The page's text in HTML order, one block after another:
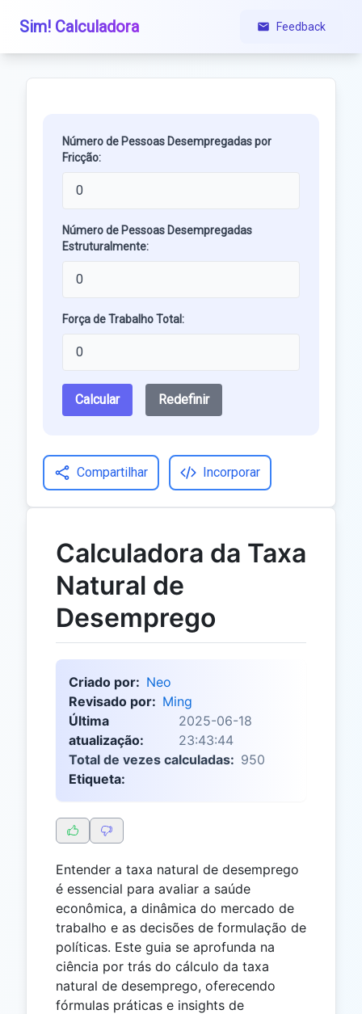
Sim! Calculadora Feedback
Número de Pessoas Desempregadas por
Fricção:
Número de Pessoas Desempregadas
Estruturalmente:
Força de Trabalho Total:
Calcular Redefinir
Compartilhar Incorporar
Calculadora da Taxa
Natural de
Desemprego
Criado por: Neo
Revisado por: Ming
Última
atualização:
2025-06-18
23:43:44
Total de vezes calculadas: 950
Etiqueta:
Entender a taxa natural de desemprego
é essencial para avaliar a saúde
econômica, a dinâmica do mercado de
trabalho e as decisões de formulação de
políticas. Este guia se aprofunda na
ciência por trás do cálculo da taxa
natural de desemprego, oferecendo
fórmulas práticas e insights de